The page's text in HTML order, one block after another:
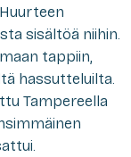
sisältöä niihin.
tappiin,
hassutteluilta.
Tampereella